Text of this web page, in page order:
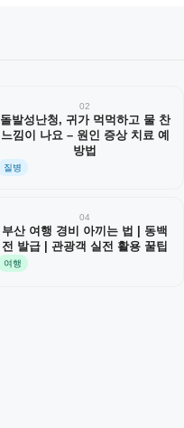
02
돌발성난청, 귀가 먹먹하고 물 찬
느낌이 나요 – 원인 증상 치료 예
방법
질병
04
부산 여행 경비 아끼는 법 | 동백
전 발급 | 관광객 실전 활용 꿀팁
여행